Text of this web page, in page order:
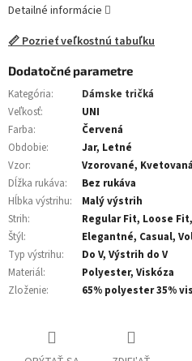
Detailné informácie
📏 Pozrieť veľkostnú tabuľku
Dodatočné parametre
Kategória:
Dámske tričká
Veľkosť:
UNI
Farba:
Červená
Obdobie:
Jar, Letné
Vzor:
Vzorované, Kvetovaná
Dĺžka rukáva:
Bez rukáva
Hĺbka výstrihu:
Malý výstrih
Strih:
Regular Fit, Loose
Štýl:
Elegantné, Casual,
Typ výstrihu:
Do V, Výstrih do V
Materiál:
Polyester, Viskóza
Zloženie: 65% polyester 35%